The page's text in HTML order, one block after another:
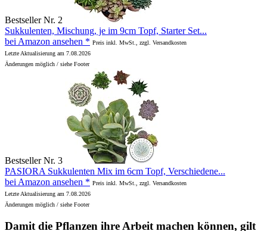
Bestseller Nr. 2
Sukkulenten, Mischung, je im 9cm Topf, Starter Set...
bei Amazon ansehen * Preis inkl. MwSt., zzgl. Versandkosten
Letzte Aktualisierung am 7.08.2026
Änderungen möglich / siehe Footer
Bestseller Nr. 3
PASIORA Sukkulenten Mix im 6cm Topf, Verschiedene...
bei Amazon ansehen * Preis inkl. MwSt., zzgl. Versandkosten
Letzte Aktualisierung am 7.08.2026
Änderungen möglich / siehe Footer
Damit die Pflanzen ihre Arbeit machen können, gilt